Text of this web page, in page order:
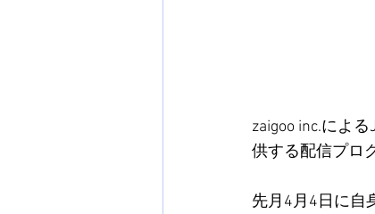
zaigoo inc.による
供する配信プロ
先月4月4日に自